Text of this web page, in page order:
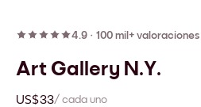
4.9 · 100 mil+ valoraciones
Art Gallery N.Y.
US$33/ cada uno